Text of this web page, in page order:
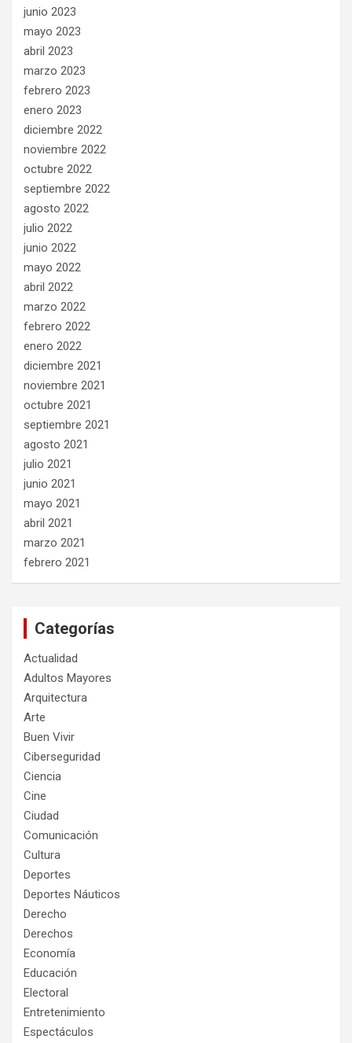
junio 2023
mayo 2023
abril 2023
marzo 2023
febrero 2023
enero 2023
diciembre 2022
noviembre 2022
octubre 2022
septiembre 2022
agosto 2022
julio 2022
junio 2022
mayo 2022
abril 2022
marzo 2022
febrero 2022
enero 2022
diciembre 2021
noviembre 2021
octubre 2021
septiembre 2021
agosto 2021
julio 2021
junio 2021
mayo 2021
abril 2021
marzo 2021
febrero 2021
Categorías
Actualidad
Adultos Mayores
Arquitectura
Arte
Buen Vivir
Ciberseguridad
Ciencia
Cine
Ciudad
Comunicación
Cultura
Deportes
Deportes Náuticos
Derecho
Derechos
Economía
Educación
Electoral
Entretenimiento
Espectáculos